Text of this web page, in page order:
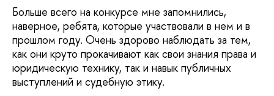
Больше всего на конкурсе мне запомнились,
наверное, ребята, которые участвовали в нем и в
прошлом году. Очень здорово наблюдать за тем,
как они круто прокачивают как свои знания права и
юридическую технику, так и навык публичных
выступлений и судебную этику.